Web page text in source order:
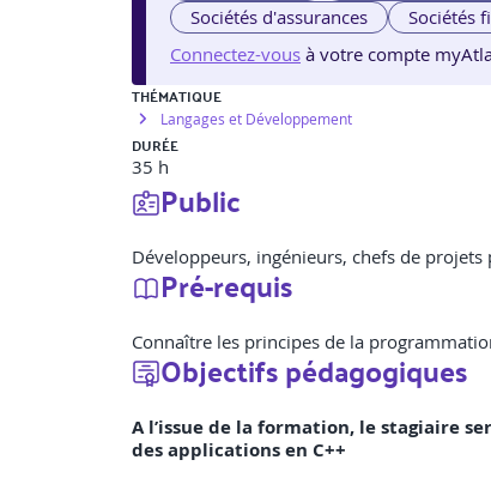
Sociétés d'assurances
Sociétés
Connectez-vous à votre compte
THÉMATIQUE
Langages et Développement
DURÉE
35 h
Public
Développeurs, ingénieurs, chefs de
Pré-requis
Connaître les principes de la
Objectifs pédagogiques
A l’issue de la formation, le stagiaire
des applications en C++